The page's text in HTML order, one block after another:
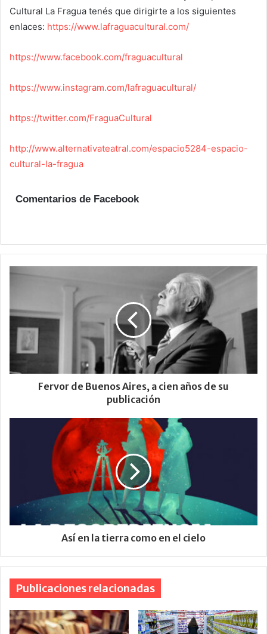
Cultural La Fragua tenés que dirigirte a los siguientes
enlaces: https://www.lafraguacultural.com/
https://www.facebook.com/fraguacultural
https://www.instagram.com/lafraguacultural/
https://twitter.com/FraguaCultural
http://www.alternativateatral.com/espacio5284-espacio-
cultural-la-fragua
Comentarios de Facebook
Fervor de Buenos Aires, a cien años de su
publicación
Así en la tierra como en el cielo
Publicaciones relacionadas